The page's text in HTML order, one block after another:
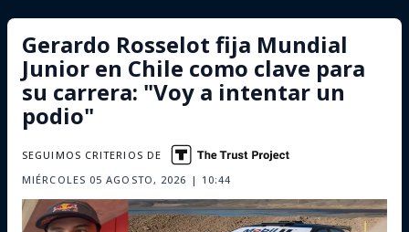
Gerardo Rosselot fija Mundial
Junior en Chile como clave para
su carrera: "Voy a intentar un
podio"
MIÉRCOLES 05 AGOSTO, 2026 | 10:44
SEGUIMOS CRITERIOS DE